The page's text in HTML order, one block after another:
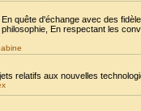
quête d'échange avec des
En respectant les
relatifs aux nouvelles